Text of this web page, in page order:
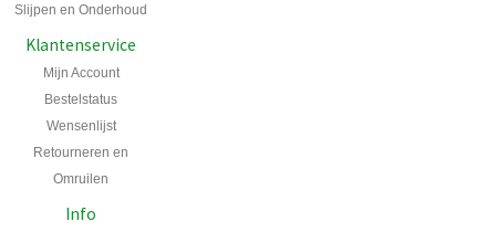
Slijpen en Onderhoud
Klantenservice
Mijn Account
Bestelstatus
Wensenlijst
Retourneren en
Omruilen
Info